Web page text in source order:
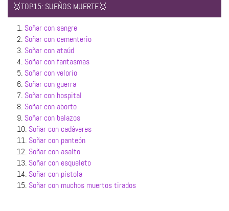
🥇TOP15: SUEÑOS MUERTE🥇
1. Soñar con sangre
2. Soñar con cementerio
3. Soñar con ataúd
4. Soñar con fantasmas
5. Soñar con velorio
6. Soñar con guerra
7. Soñar con hospital
8. Soñar con aborto
9. Soñar con balazos
10. Soñar con cadáveres
11. Soñar con panteón
12. Soñar con asalto
13. Soñar con esqueleto
14. Soñar con pistola
15. Soñar con muchos muertos tirados